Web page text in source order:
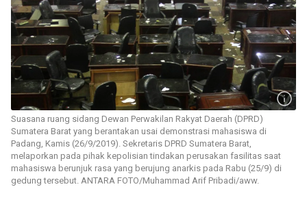
Suasana ruang sidang Dewan Perwakilan Rakyat Daerah (DPRD)
Sumatera Barat yang berantakan usai demonstrasi mahasiswa di
Padang, Kamis (26/9/2019). Sekretaris DPRD Sumatera Barat,
melaporkan pada pihak kepolisian tindakan perusakan fasilitas saat
mahasiswa berunjuk rasa yang berujung anarkis pada Rabu (25/9) di
gedung tersebut. ANTARA FOTO/Muhammad Arif Pribadi/aww.